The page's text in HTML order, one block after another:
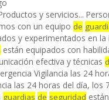
y servicios...
con un equipo de
y experimentados en la
están equipados con
efectiva y técnicas
Vigilancia las 24
las 24 horas del día, los
guardias de seguridad